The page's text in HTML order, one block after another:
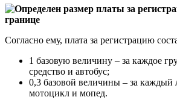
Согласно ему, плата за регистрацию
1 базовую величину – за каждое
средство и автобус;
0,3 базовой величины – за каждый
мотоцикл и мопед.